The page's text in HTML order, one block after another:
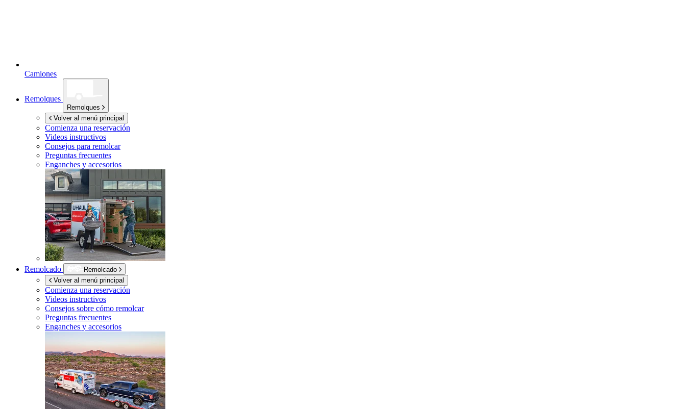
Camiones
Remolques
Remolques
Volver al menú principal
Comienza una reservación
Videos instructivos
Consejos para remolcar
Preguntas frecuentes
Enganches y accesorios
Remolcado
Remolcado
Volver al menú principal
Comienza una reservación
Videos instructivos
Consejos sobre cómo remolcar
Preguntas frecuentes
Enganches y accesorios